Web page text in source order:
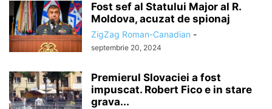
Fost sef al Statului Major al R.
Moldova, acuzat de spionaj
ZigZag Roman-Canadian -
septembrie 20, 2024
Premierul Slovaciei a fost
impuscat. Robert Fico e in stare
grava...